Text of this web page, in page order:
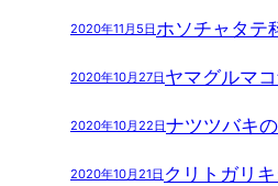
2020年11月5日 ホソチャタテ
2020年10月27日 ヤマグルマ
2020年10月22日ナツツバキ
2020年10月21日 クリトガリキ